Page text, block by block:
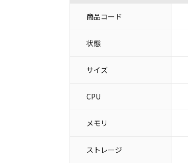
商品コード
状態
サイズ
CPU
メモリ
ストレージ